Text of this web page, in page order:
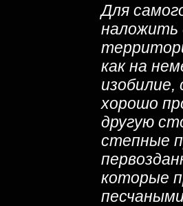
Для
наложить
как на
изобилие,
хорошо
другую
степные
которые